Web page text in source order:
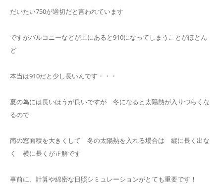
だいたい750が適切だと言われています
ですがバルコニーなどが上にあると910になってしまうことがほとん
ど
本当は910だと少し長いんです・・・
夏の為には長いほうが良いですが 冬になると太陽熱が入りづらくな
るので
南の窓面積を大きくして 冬の太陽熱を入れる場合は 縦に長く出な
く 横に長くが正解です
事前に、計算や綿密な日照シミュレーションがとても重要です！